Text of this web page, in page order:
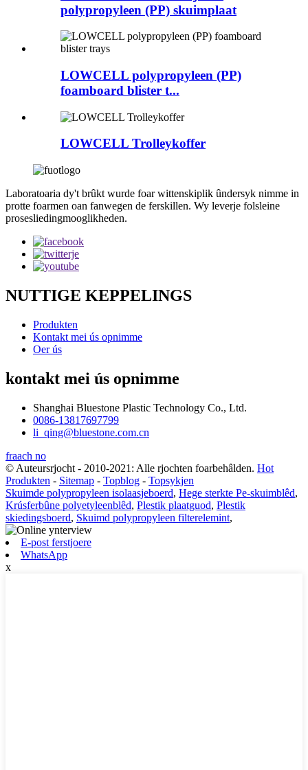
polypropyleen (PP) skuimplaat
LOWCELL polypropyleen (PP)
foamboard blister t...
LOWCELL Trolleykoffer
Laboratoaria dy't brûkt wurde foar wittenskiplik ûndersyk nimme in
protte foarmen oan fanwegen de ferskillen. Wy leverje folsleine
prosesliedingmooglikheden.
NUTTIGE KEPPELINGS
Produkten
Kontakt mei ús opnimme
Oer ús
kontakt mei ús opnimme
Shanghai Bluestone Plastic Technology Co., Ltd.
0086-13817697799
li_qing@bluestone.com.cn
fraach no
© Auteursrjocht - 2010-2021: Alle rjochten foarbehâlden. Hot
Produkten - Sitemap - Topblog - Topsykjen
Skuimde polypropyleen isolaasjeboerd, Hege sterkte Pe-skuimblêd,
Krúsferbûne polyetyleenblêd, Plestik plaatguod, Plestik
skiedingsboerd, Skuimd polypropyleen filterelemint,
E-post ferstjoere
WhatsApp
x